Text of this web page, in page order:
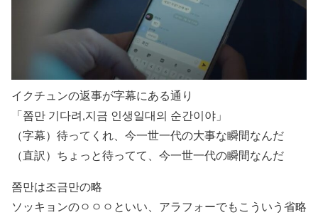
イクチュンの返事が字幕にある通り
「쫌만 기다려,지금 인생일대의 순간이야」
（字幕）待ってくれ、今一世一代の大事な瞬間なんだ
（直訳）ちょっと待ってて、今一世一代の瞬間なんだ
쫌만は조금만の略
ソッキョンのㅇㅇㅇといい、アラフォーでもこういう省略